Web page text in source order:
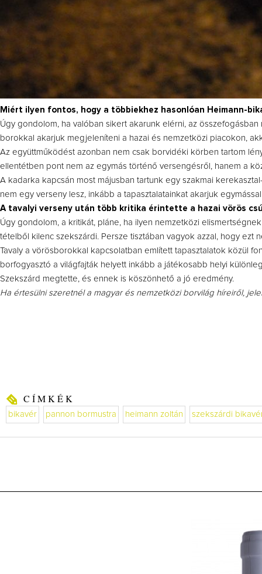
Miért ilyen fontos, hogy a többiekhez hasonlóan Heimann-
Úgy gondolom, ha valóban sikert akarunk elérni, az
borokkal akarjuk megjeleníteni a hazai és nemzetközi piacokon,
Az együttműködést azonban nem csak borvidéki körben tartom
ellentétben pont nem az egymás történő versengésről, hanem a
A kadarka kapcsán most májusban tartunk egy szakmai
nem egy verseny lesz, inkább a tapasztalatainkat akarjuk
A tavalyi verseny után több kritika érintette a hazai vörös
Úgy gondolom, a kritikát, pláne, ha ilyen nemzetközi
tételből kilenc szekszárdi. Persze tisztában vagyok azzal, hogy
Tavaly a vörösborokkal kapcsolatban említett tapasztalatok közül
borfogyasztó a világfajták helyett inkább a játékosabb helyi
Szekszárd megtette, és ennek is köszönhető a jó eredmény.
Ha értesülni szeretnél a magyar és nemzetközi borvilág híreiről,
CÍMKÉK
bikavér pannon bormustra heimann zoltán szekszárdi